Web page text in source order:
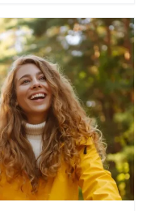
i uwarunkowania
w którym
stronę zbyt drogiej
w postaci wysokich
odsprzedaży. Co
ze sprzedającym
jest narzędziem do
w jednym miejscu.
np. interesuje Cię
wartością jest
gdzie mikro-
bardziej niż sam
wycena staje się